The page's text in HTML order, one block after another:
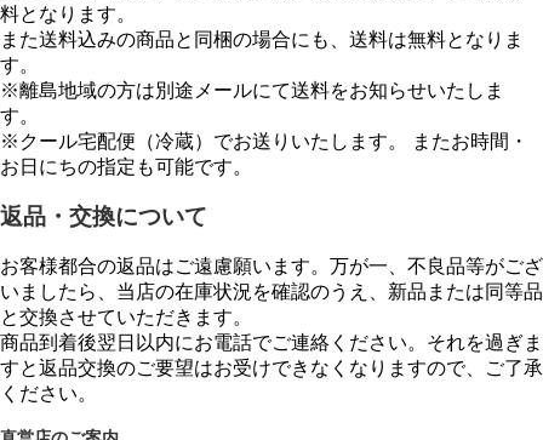
料となります。
また送料込みの商品と同梱の場合にも、送料は無料となりま
す。
※離島地域の方は別途メールにて送料をお知らせいたしま
す。
※クール宅配便（冷蔵）でお送りいたします。 またお時間・
お日にちの指定も可能です。
返品・交換について
お客様都合の返品はご遠慮願います。万が一、不良品等がござ
いましたら、当店の在庫状況を確認のうえ、新品または同等品
と交換させていただきます。
商品到着後翌日以内にお電話でご連絡ください。それを過ぎま
すと返品交換のご要望はお受けできなくなりますので、ご了承
ください。